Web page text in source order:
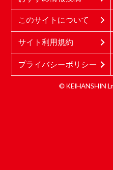
このサイトについて
サイト利用規約
プライバシーポリシー
© KEIHANSHIN